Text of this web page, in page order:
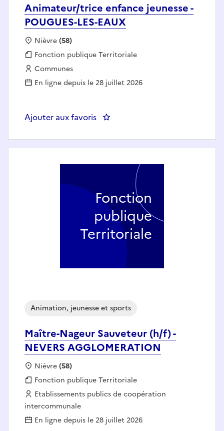
Animateur/trice enfance jeunesse -
POUGUES-LES-EAUX
Localisation :
Nièvre(58)
Fonction publique :
Fonction publique Territoriale
Employeur :
Communes
En ligne depuis le 28 juillet 2026
Ajouter aux favoris : Animateur/trice enfance
Maître-Nageur Sauveteur (h/f) -
NEVERS AGGLOMERATION
Animation, jeunesse et sports
Localisation :
Nièvre(58)
Fonction publique :
Fonction publique Territoriale
Employeur :
Etablissements publics de coopération
intercommunale
En ligne depuis le 28 juillet 2026
Fonction
publique
Territoriale